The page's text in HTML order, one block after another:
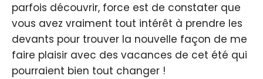
parfois découvrir, force est de constater que
vous avez vraiment tout intérêt à prendre les
devants pour trouver la nouvelle façon de me
faire plaisir avec des vacances de cet été qui
pourraient bien tout changer !